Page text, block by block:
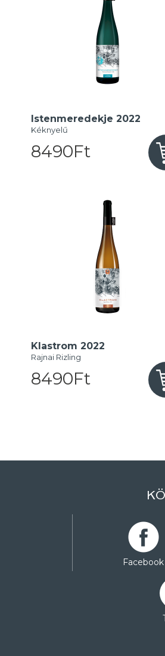
Istenmeredekje 2022
Kéknyelű
8490Ft
Klastrom 2022
Rajnai Rizling
8490Ft
Facebook